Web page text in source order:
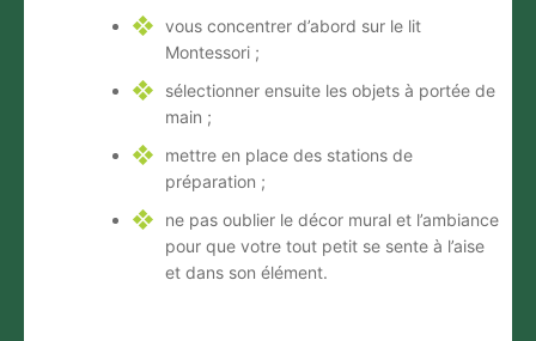
vous concentrer d’abord sur le lit
Montessori ;
sélectionner ensuite les objets à portée de
main ;
mettre en place des stations de
préparation ;
ne pas oublier le décor mural et l’ambiance
pour que votre tout petit se sente à l’aise
et dans son élément.